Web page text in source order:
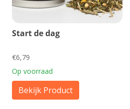
Start de dag
€6,79
Op voorraad
Bekijk Product